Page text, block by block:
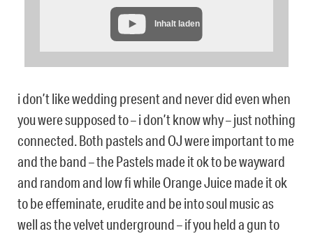
Inhalt laden
i don’t like wedding present and never did even when
you were supposed to – i don’t know why – just nothing
connected. Both pastels and OJ were important to me
and the band – the Pastels made it ok to be wayward
and random and low fi while Orange Juice made it ok
to be effeminate, erudite and be into soul music as
well as the velvet underground – if you held a gun to